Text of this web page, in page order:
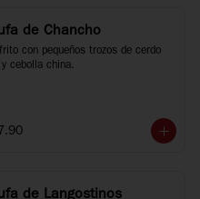
de Chancho
con pequeños trozos de cerdo
y cebolla china.
de Langostinos